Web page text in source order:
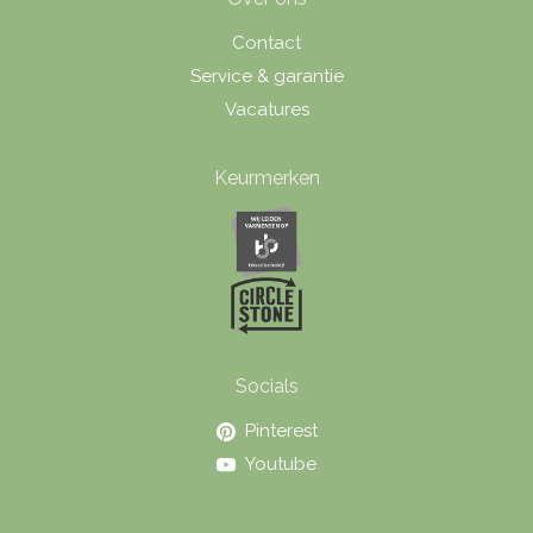
Contact
Service & garantie
Vacatures
Keurmerken
Socials
Pinterest
Youtube